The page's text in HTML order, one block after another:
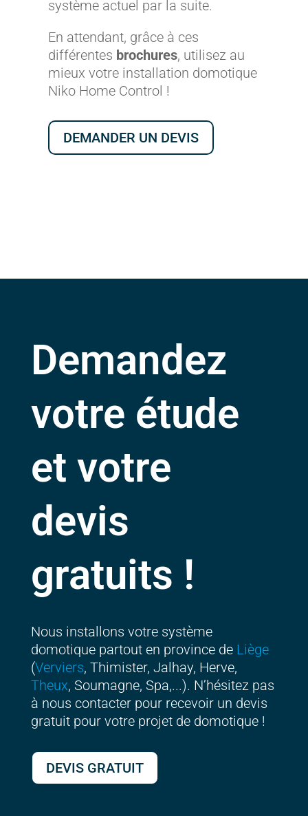
système actuel par la suite.
En attendant, grâce à ces
différentes brochures, utilisez au
mieux votre installation domotique
Niko Home Control !
DEMANDER UN DEVIS
Demandez
votre étude
et votre
devis
gratuits !
Nous installons votre système
domotique partout en province de Liège
(Verviers, Thimister, Jalhay, Herve,
Theux, Soumagne, Spa,...). N’hésitez pas
à nous contacter pour recevoir un devis
gratuit pour votre projet de domotique !
DEVIS GRATUIT